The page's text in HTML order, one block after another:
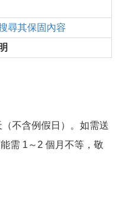
尋其保固內容
不含例假日）。如需送
需 1～2 個月不等，敬